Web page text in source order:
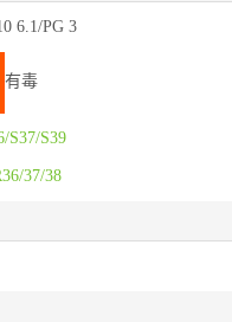
6.1/PG 3
有毒
S37/S39
37/38